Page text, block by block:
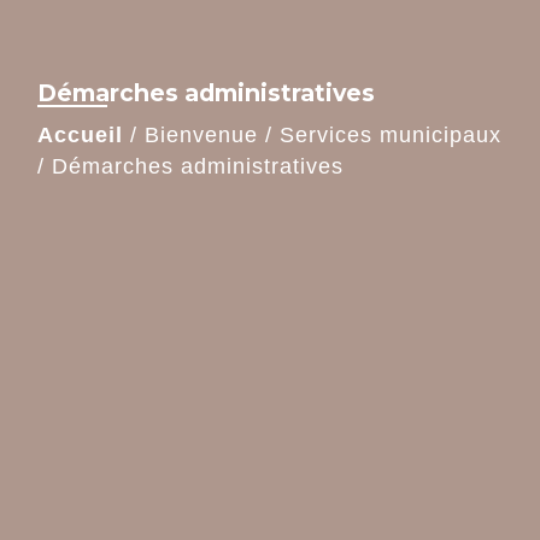
Démarches administratives
Accueil / Bienvenue / Services municipaux
/ Démarches administratives